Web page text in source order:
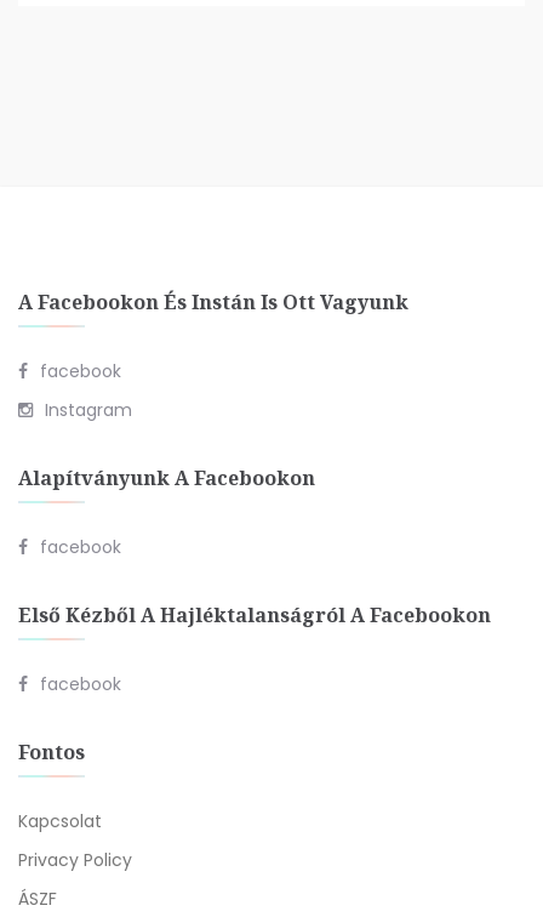
A Facebookon És Instán Is Ott Vagyunk
facebook
Instagram
Alapítványunk A Facebookon
facebook
Első Kézből A Hajléktalanságról A Facebookon
facebook
Fontos
Kapcsolat
Privacy Policy
ÁSZF